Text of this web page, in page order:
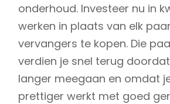
onderhoud. Investeer nu in
werken in plaats van elk
vervangers te kopen. Die
verdien je snel terug
langer meegaan en omdat
prettiger werkt met goed